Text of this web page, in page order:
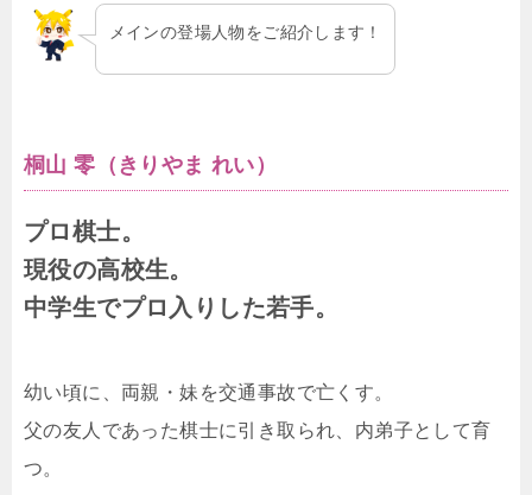
メインの登場人物をご紹介します！
桐山 零（きりやま れい）
プロ棋士。
現役の高校生。
中学生でプロ入りした若手。
幼い頃に、両親・妹を交通事故で亡くす。
父の友人であった棋士に引き取られ、内弟子として育
つ。